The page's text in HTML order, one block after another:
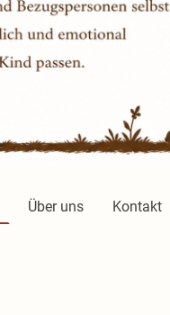
Über uns Kontakt